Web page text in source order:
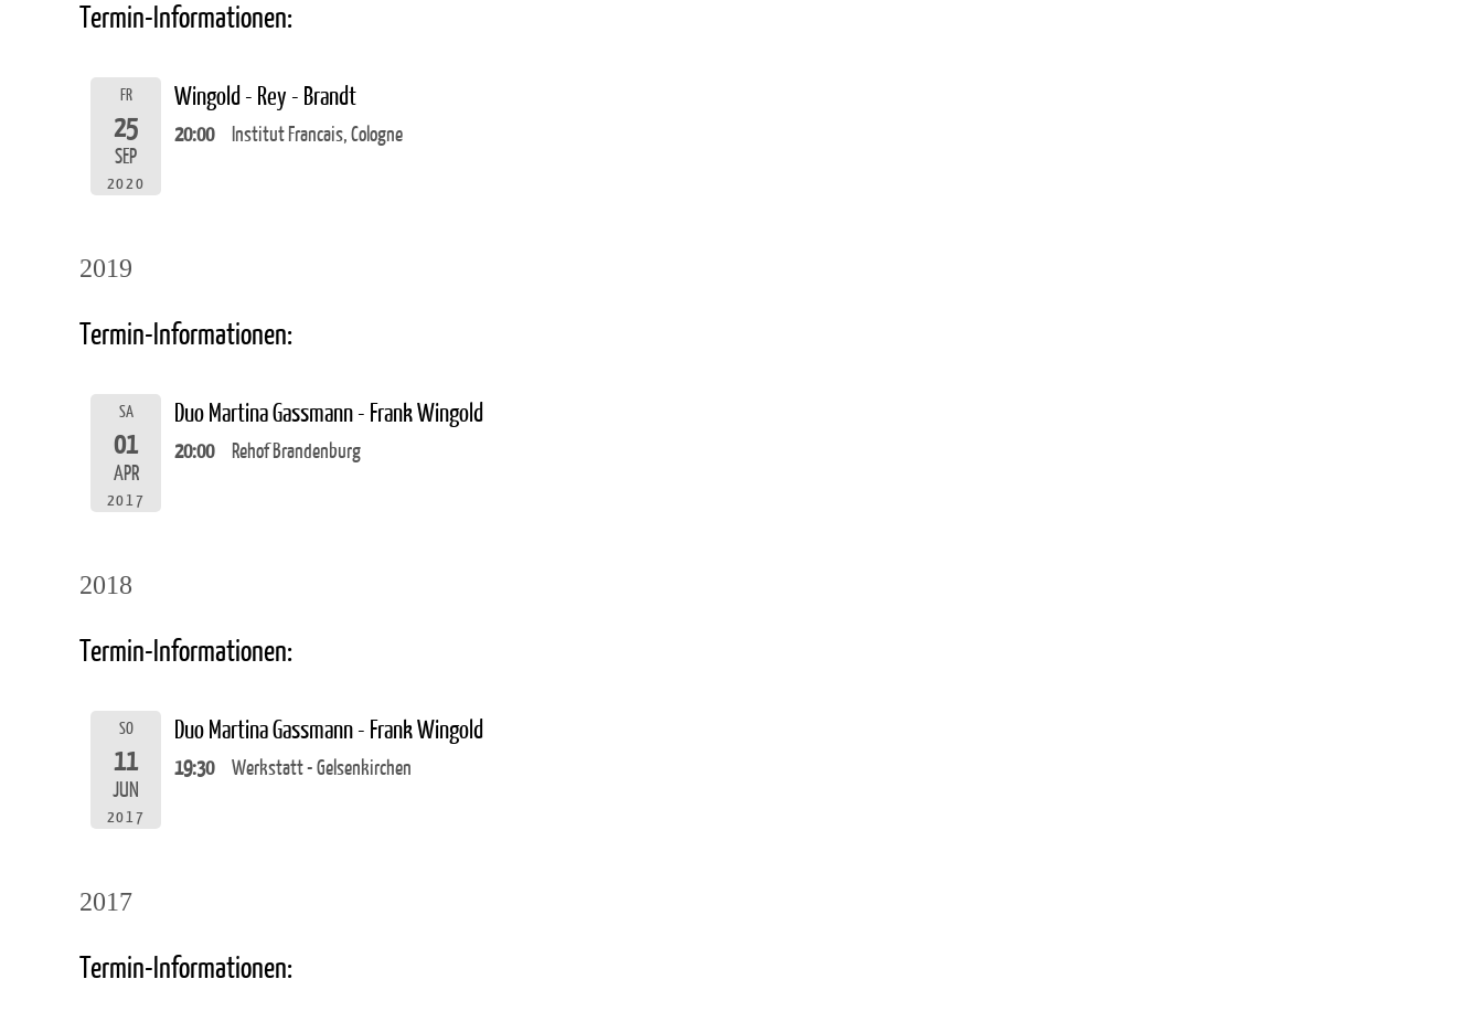
Termin-Informationen:
FR
25
SEP
2020
Wingold - Rey - Brandt
20:00 Institut Francais, Cologne
2019
Termin-Informationen:
SA
01
APR
2017
Duo Martina Gassmann - Frank Wingold
20:00 Rehof Brandenburg
2018
Termin-Informationen:
SO
11
JUN
2017
Duo Martina Gassmann - Frank Wingold
19:30 Werkstatt - Gelsenkirchen
2017
Termin-Informationen: